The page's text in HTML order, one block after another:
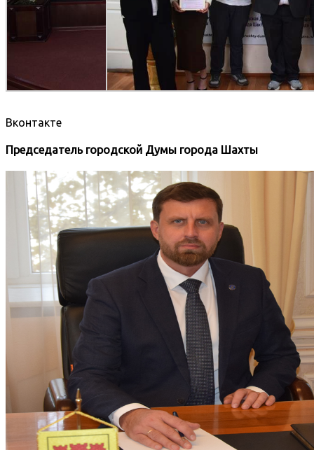
Вконтакте
Председатель городской Думы города Шахты